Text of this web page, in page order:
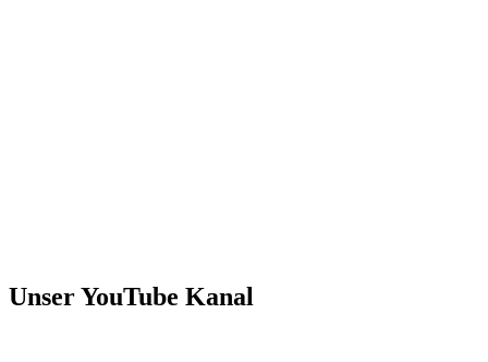
Unser YouTube Kanal